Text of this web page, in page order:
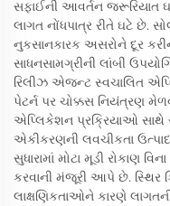
સફાઈની આવર્તન જરૂરિયાત
લાગત નોંધપાત્ર રીતે ઘટે છે.
નુકસાનકારક અસરોને દૂર
સાધનસામગ્રીની લાંબી
રિલીઝ એજન્ટ સ્વચાલિત
પેટર્ન પર ચોક્કસ નિયંત્રણ
એપ્લિકેશન પ્રક્રિયાઓ સાથે
એકીકરણની લવચીકતા
સુધારામાં મોટા મૂડી રોકાણ
કરવાની મંજૂરી આપે છે. સ્થિર
લાક્ષણિકતાઓને કારણે